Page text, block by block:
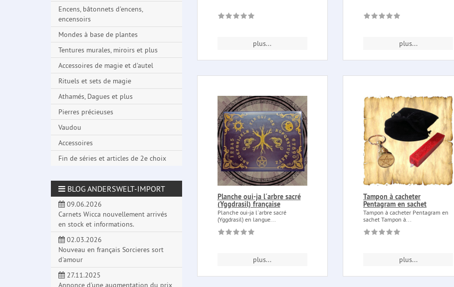
plus... plus...
Planche oui-ja l´arbre sacré
(Yggdrasil) française
Planche oui-ja l´arbre sacré
(Yggdrasil) en langue...
plus...
Tampon à cacheter
Pentagram en sachet
Tampon à cacheter Pentagram en
sachet Tampon à...
plus...
Encens, bâtonnets d'encens,
encensoirs
Mondes à base de plantes
Tentures murales, miroirs et plus
Accessoires de magie et d'autel
Rituels et sets de magie
Athamés, Dagues et plus
Pierres précieuses
Vaudou
Accessoires
Fin de séries et articles de 2e choix
BLOG ANDERSWELT-IMPORT
09.06.2026
Carnets Wicca nouvellement arrivés
en stock et informations.
02.03.2026
Nouveau en français Sorcieres sort
d'amour
27.11.2025